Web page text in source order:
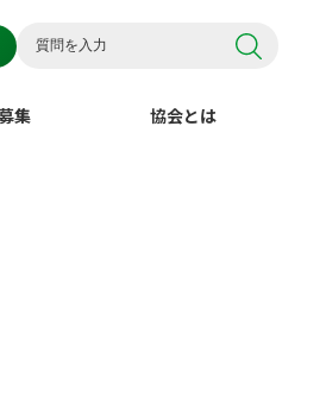
集 協会とは